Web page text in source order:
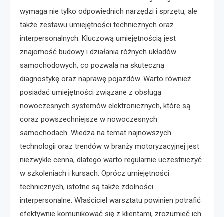
wymaga nie tylko odpowiednich narzędzi i sprzętu, ale
także zestawu umiejętności technicznych oraz
interpersonalnych. Kluczową umiejętnością jest
znajomość budowy i działania różnych układów
samochodowych, co pozwala na skuteczną
diagnostykę oraz naprawę pojazdów. Warto również
posiadać umiejętności związane z obsługą
nowoczesnych systemów elektronicznych, które są
coraz powszechniejsze w nowoczesnych
samochodach. Wiedza na temat najnowszych
technologii oraz trendów w branży motoryzacyjnej jest
niezwykle cenna, dlatego warto regularnie uczestniczyć
w szkoleniach i kursach. Oprócz umiejętności
technicznych, istotne są także zdolności
interpersonalne. Właściciel warsztatu powinien potrafić
efektywnie komunikować się z klientami, zrozumieć ich